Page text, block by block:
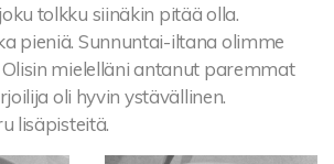
tolkku siinäkin pitää olla.
pieniä. Sunnuntai-iltana olimme
mielelläni antanut paremmat
oli hyvin ystävällinen.
lisäpisteitä.